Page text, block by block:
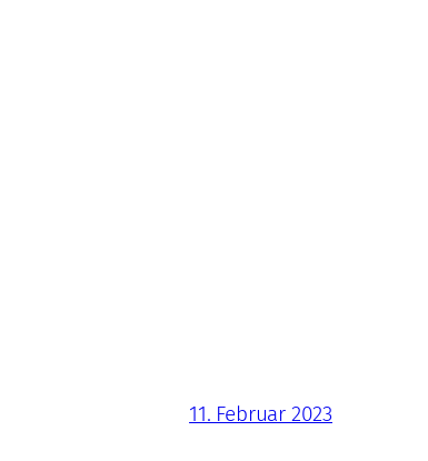
11. Februar 2023